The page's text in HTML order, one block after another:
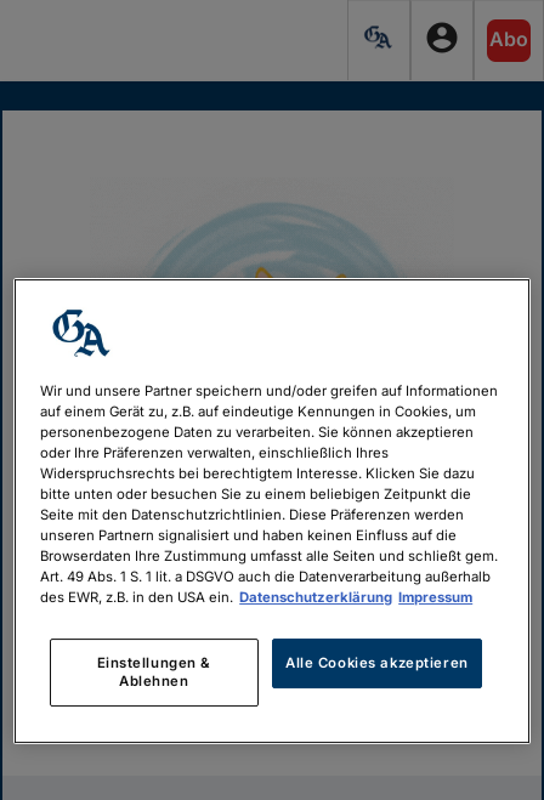
account_circle Abo
„Danke fürs Leckerli –
miau!“
zurück zu ga.de
Wir und unsere Partner speichern und/oder greifen auf Informationen
auf einem Gerät zu, z.B. auf eindeutige Kennungen in Cookies, um
personenbezogene Daten zu verarbeiten. Sie können akzeptieren
oder Ihre Präferenzen verwalten, einschließlich Ihres
Widerspruchsrechts bei berechtigtem Interesse. Klicken Sie dazu
bitte unten oder besuchen Sie zu einem beliebigen Zeitpunkt die
Seite mit den Datenschutzrichtlinien. Diese Präferenzen werden
unseren Partnern signalisiert und haben keinen Einfluss auf die
Browserdaten Ihre Zustimmung umfasst alle Seiten und schließt gem.
Art. 49 Abs. 1 S. 1 lit. a DSGVO auch die Datenverarbeitung außerhalb
des EWR, z.B. in den USA ein. Datenschutzerklärung Impressum
Einstellungen &
Ablehnen
Alle Cookies akzeptieren